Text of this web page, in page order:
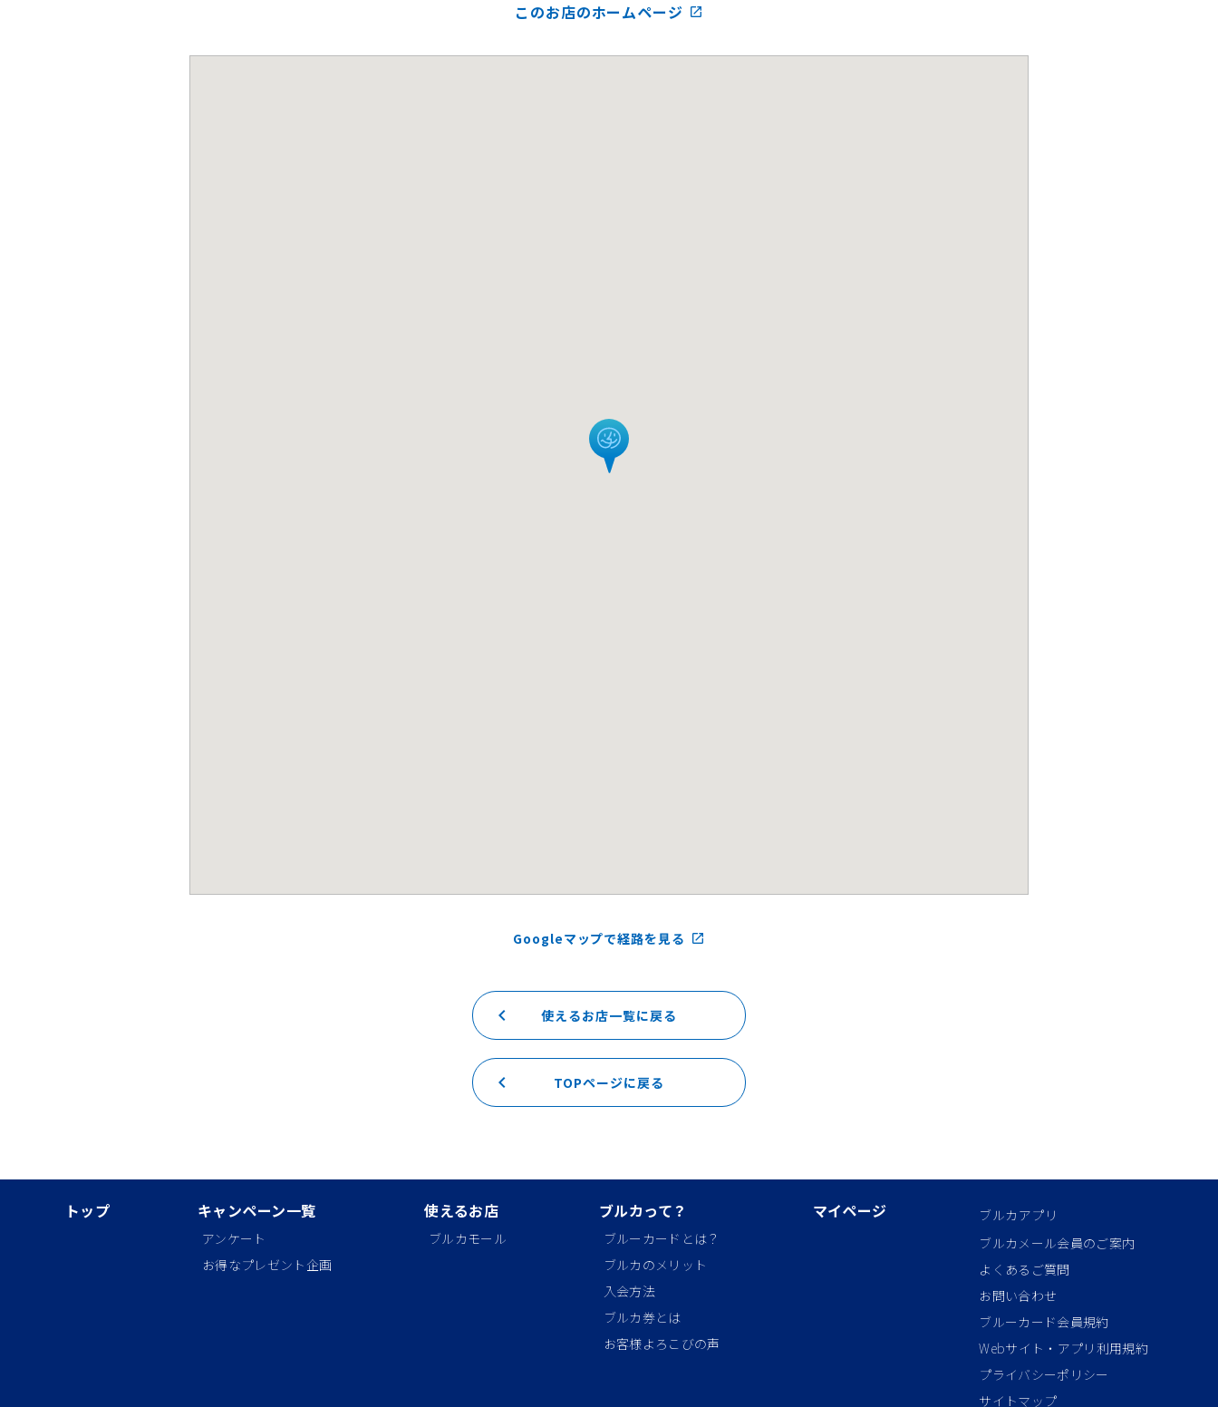
このお店のホームページ launch
Googleマップで経路を見る launch
使えるお店一覧に戻る
keyboard_arrow_left
TOPページに戻る
keyboard_arrow_left
トップ キャンペーン一覧
アンケート
お得なプレゼント企画
使えるお店
ブルカモール
ブルカって？
ブルーカードとは？
ブルカのメリット
入会方法
ブルカ券とは
お客様よろこびの声
マイページ
ブルカアプリ
ブルカメール会員のご案内
よくあるご質問
お問い合わせ
ブルーカード会員規約
Webサイト・アプリ利用規約
プライバシーポリシー
サイトマップ